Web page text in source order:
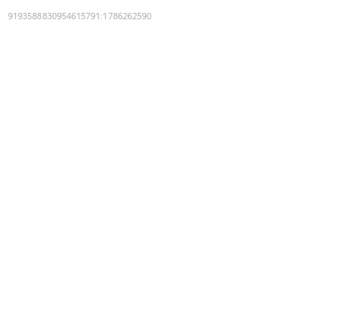
9193588830954615791 :1786262590